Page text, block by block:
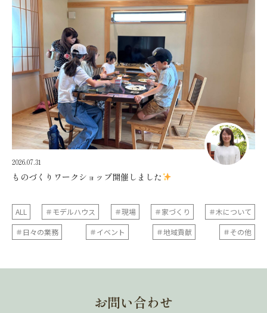
2026.07.31
ものづくりワークショップ開催しました
ALL ＃モデルハウス ＃現場 ＃家づくり
＃木について
＃日々の業務
＃イベント ＃地域貢献 ＃その他
お問い合わせ